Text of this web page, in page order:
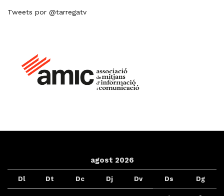
Tweets por @tarregatv
agost 2026
Dl Dt Dc Dj Dv Ds Dg